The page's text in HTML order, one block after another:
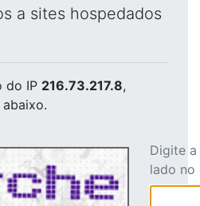
a sites hospedados
do IP 216.73.217.8,
Digite
lado no